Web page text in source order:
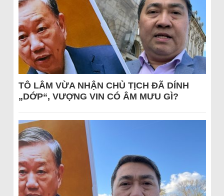
TÔ LÂM VỪA NHẬN CHỦ TỊCH ĐÃ DÍNH
„DỚP“, VƯỢNG VIN CÓ ÂM MƯU GÌ?